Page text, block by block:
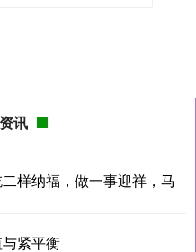
讯
样纳福，做一事迎祥，马
紧平衡